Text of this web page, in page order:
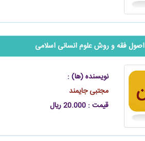
اصول فقه و روش علوم انسانی اسلامی
نویسنده (ها) :
مجتبی جایمند
قیمت : 20.000 ریال